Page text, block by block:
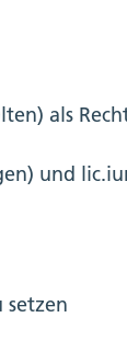
als
und
setzen